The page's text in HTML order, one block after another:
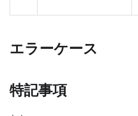
エラーケース
特記事項